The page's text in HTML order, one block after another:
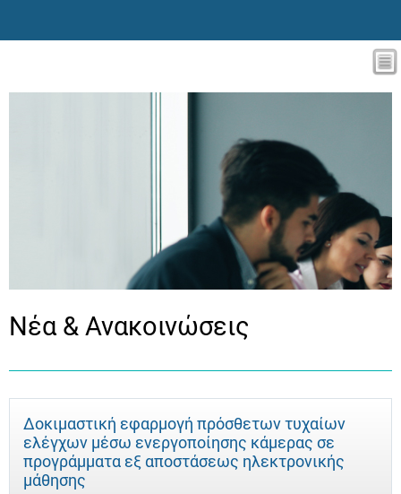
Νέα & Ανακοινώσεις
Δοκιμαστική εφαρμογή πρόσθετων τυχαίων
ελέγχων μέσω ενεργοποίησης κάμερας σε
προγράμματα εξ αποστάσεως ηλεκτρονικής
μάθησης